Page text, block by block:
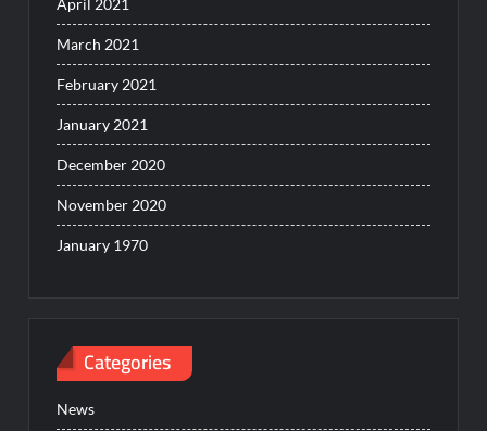
April 2021
March 2021
February 2021
January 2021
December 2020
November 2020
January 1970
Categories
News